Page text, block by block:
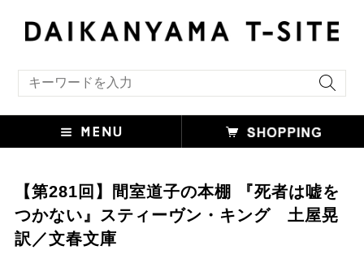
【第281回】間室道子の本棚 『死者は嘘を
つかない』スティーヴン・キング 土屋晃
訳／文春文庫